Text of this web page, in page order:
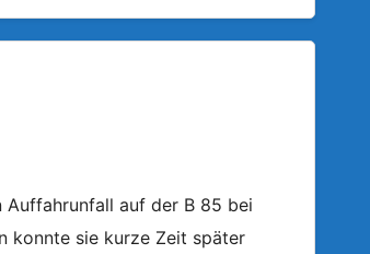
Auffahrunfall auf der B 85 bei
konnte sie kurze Zeit später